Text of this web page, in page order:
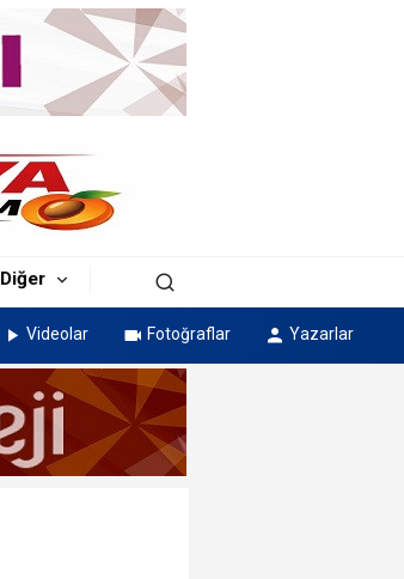
Diğer
Videolar Fotoğraflar Yazarlar